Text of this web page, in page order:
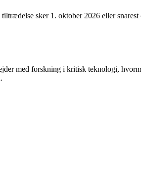
sker 1. oktober 2026 eller snarest
med forskning i kritisk teknologi,